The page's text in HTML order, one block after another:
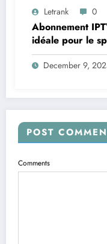
Letrank 0
Abonnement
idéale pour le
December 9,
POST
Comments